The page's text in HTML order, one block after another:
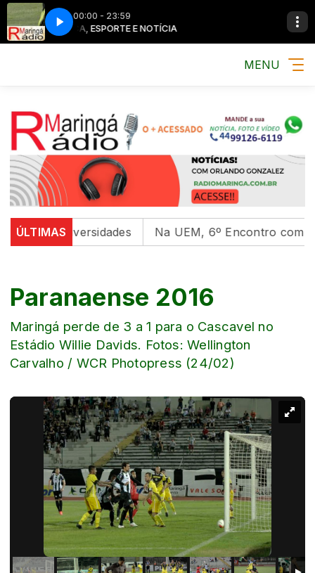
00:00 - 23:59
MÚSICA, ESPORTE E NOTÍCIA
MENU
ÚLTIMAS
em universidades Na UEM, 6º Encontro com as
Paranaense 2016
Maringá perde de 3 a 1 para o Cascavel no
Estádio Willie Davids. Fotos: Wellington
Carvalho / WCR Photopress (24/02)